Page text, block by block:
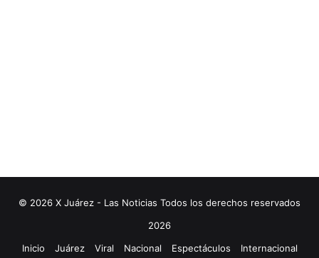
© 2026 X Juárez - Las Noticias Todos los derechos reservados
2026
Inicio
Juárez Viral Nacional Espectáculos Internacional